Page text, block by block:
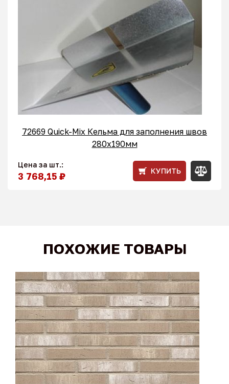
72669 Quick-Mix Кельма для заполнения швов
280x190мм
Цена за шт.:
3 768,15 ₽ КУПИТЬ
ПОХОЖИЕ ТОВАРЫ